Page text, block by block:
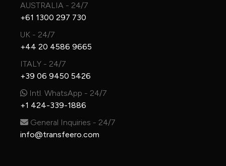
AUSTRALIA - 24/7
+61 1300 297 730
UK - 24/7
+44 20 4586 9665
ITALY - 24/7
+39 06 9450 5426
Intl. WhatsApp - 24/7
+1 424-339-1886
General Inquiries - 24/7
info@transfeero.com